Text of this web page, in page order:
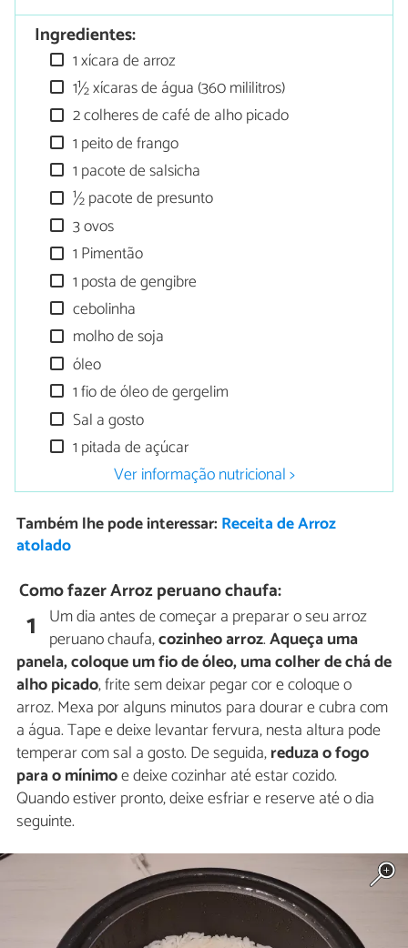
Ingredientes:
1 xícara de arroz
1½ xícaras de água (360 mililitros)
2 colheres de café de alho picado
1 peito de frango
1 pacote de salsicha
½ pacote de presunto
3 ovos
1 Pimentão
1 posta de gengibre
cebolinha
molho de soja
óleo
1 fio de óleo de gergelim
Sal a gosto
1 pitada de açúcar
Ver informação nutricional >
Também lhe pode interessar: Receita de Arroz
atolado
Como fazer Arroz peruano chaufa:
1 Um dia antes de começar a preparar o seu arroz
peruano chaufa,cozinheo arroz.Aqueça uma
panela, coloque um fio de óleo, uma colher de chá de
alho picado, frite sem deixar pegar cor e coloque o
arroz. Mexa por alguns minutos para dourar e cubra com
a água. Tape e deixe levantar fervura, nesta altura pode
temperar com sal a gosto. De seguida,reduza o fogo
para o mínimoe deixe cozinhar até estar cozido.
Quando estiver pronto, deixe esfriar e reserve até o dia
seguinte.